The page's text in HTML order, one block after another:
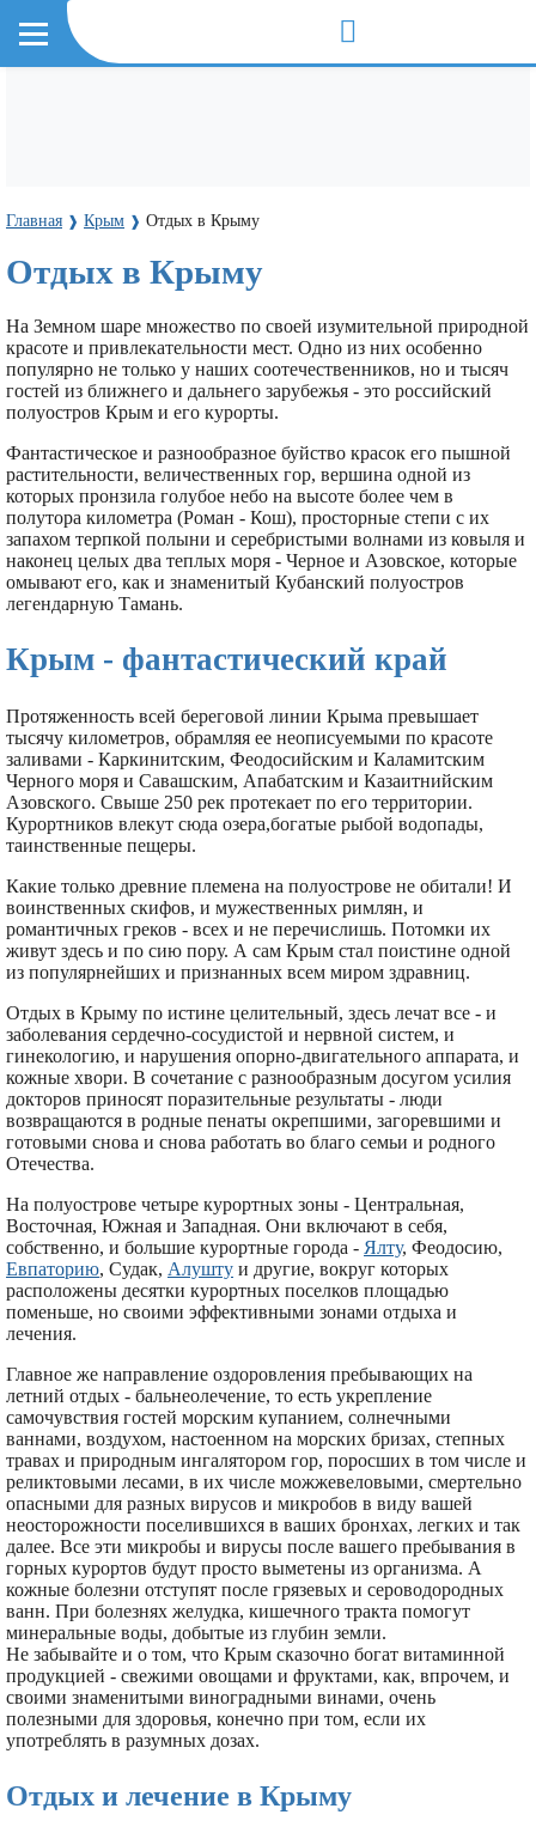
Главная ❱ Крым ❱ Отдых в Крыму
Отдых в Крыму
На Земном шаре множество по своей изумительной природной
красоте и привлекательности мест. Одно из них особенно
популярно не только у наших соотечественников, но и тысяч
гостей из ближнего и дальнего зарубежья - это российский
полуостров Крым и его курорты.
Фантастическое и разнообразное буйство красок его пышной
растительности, величественных гор, вершина одной из
которых пронзила голубое небо на высоте более чем в
полутора километра (Роман - Кош), просторные степи с их
запахом терпкой полыни и серебристыми волнами из ковыля и
наконец целых два теплых моря - Черное и Азовское, которые
омывают его, как и знаменитый Кубанский полуостров
легендарную Тамань.
Крым - фантастический край
Протяженность всей береговой линии Крыма превышает
тысячу километров, обрамляя ее неописуемыми по красоте
заливами - Каркинитским, Феодосийским и Каламитским
Черного моря и Савашским, Апабатским и Казаитнийским
Азовского. Свыше 250 рек протекает по его территории.
Курортников влекут сюда озера,богатые рыбой водопады,
таинственные пещеры.
Какие только древние племена на полуострове не обитали! И
воинственных скифов, и мужественных римлян, и
романтичных греков - всех и не перечислишь. Потомки их
живут здесь и по сию пору. А сам Крым стал поистине одной
из популярнейших и признанных всем миром здравниц.
Отдых в Крыму по истине целительный, здесь лечат все - и
заболевания сердечно-сосудистой и нервной систем, и
гинекологию, и нарушения опорно-двигательного аппарата, и
кожные хвори. В сочетание с разнообразным досугом усилия
докторов приносят поразительные результаты - люди
возвращаются в родные пенаты окрепшими, загоревшими и
готовыми снова и снова работать во благо семьи и родного
Отечества.
На полуострове четыре курортных зоны - Центральная,
Восточная, Южная и Западная. Они включают в себя,
собственно, и большие курортные города - Ялту, Феодосию,
Евпаторию, Судак, Алушту и другие, вокруг которых
расположены десятки курортных поселков площадью
поменьше, но своими эффективными зонами отдыха и
лечения.
Главное же направление оздоровления пребывающих на
летний отдых - бальнеолечение, то есть укрепление
самочувствия гостей морским купанием, солнечными
ваннами, воздухом, настоенном на морских бризах, степных
травах и природным ингалятором гор, поросших в том числе и
реликтовыми лесами, в их числе можжевеловыми, смертельно
опасными для разных вирусов и микробов в виду вашей
неосторожности поселившихся в ваших бронхах, легких и так
далее. Все эти микробы и вирусы после вашего пребывания в
горных курортов будут просто выметены из организма. А
кожные болезни отступят после грязевых и сероводородных
ванн. При болезнях желудка, кишечного тракта помогут
минеральные воды, добытые из глубин земли.
Не забывайте и о том, что Крым сказочно богат витаминной
продукцией - свежими овощами и фруктами, как, впрочем, и
своими знаменитыми виноградными винами, очень
полезными для здоровья, конечно при том, если их
употреблять в разумных дозах.
Отдых и лечение в Крыму